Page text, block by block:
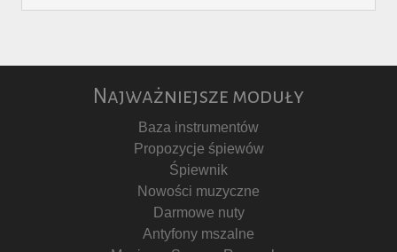
Najważniejsze moduły
Baza instrumentów
Propozycje śpiewów
Śpiewnik
Nowości muzyczne
Darmowe nuty
Antyfony mszalne